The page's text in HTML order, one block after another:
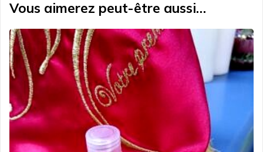
Vous aimerez peut-être aussi…